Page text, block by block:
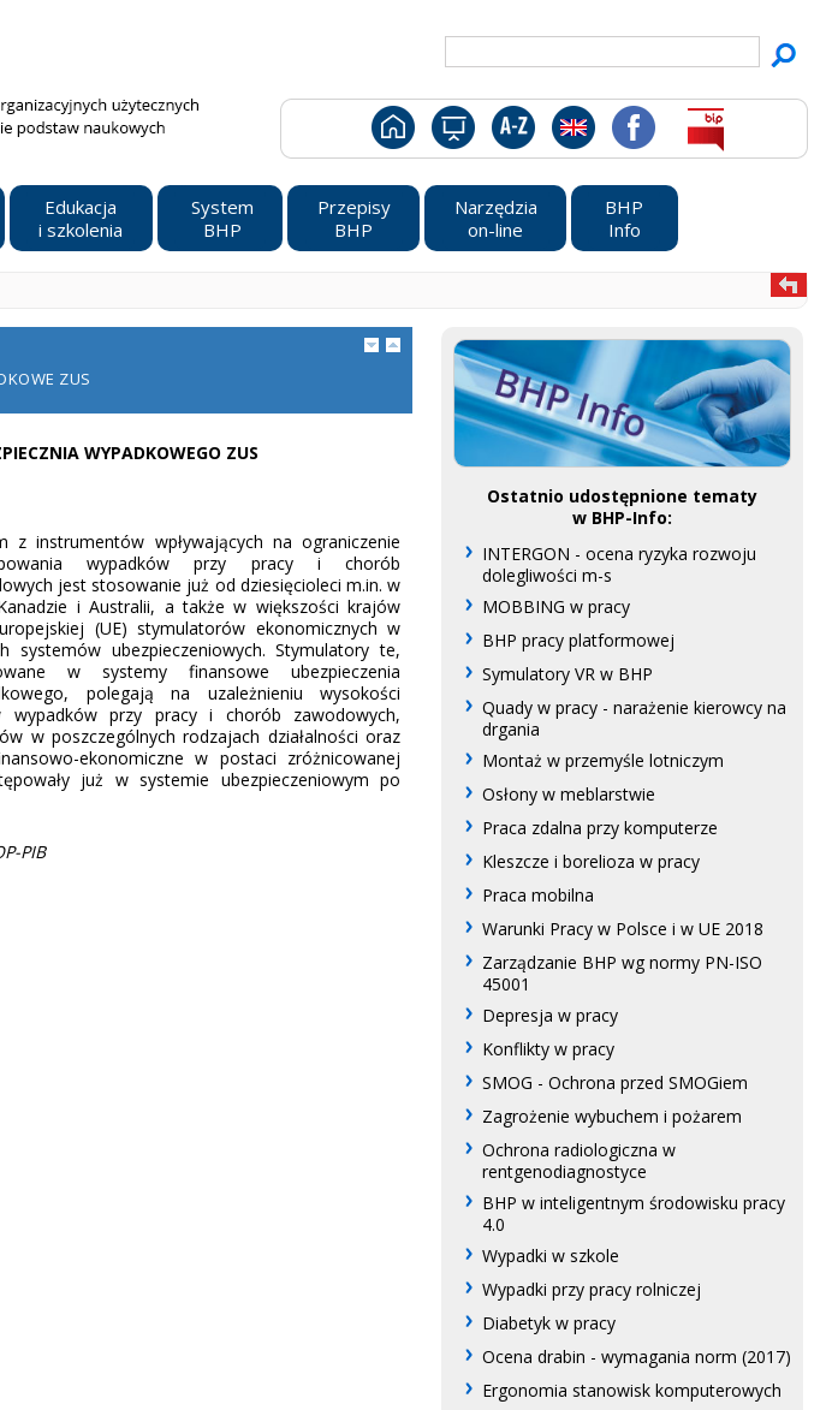
Edukacja
i szkolenia
System
BHP
Przepisy
BHP
Narzędzia
on-line
BHP
Info
ZUS
WYPADKOWEGO ZUS
z instrumentów wpływających na ograniczenie
wypadków przy pracy i chorób
jest stosowanie już od dziesięcioleci m.in. w
i Australii, a także w większości krajów
(UE) stymulatorów ekonomicznych w
systemów ubezpieczeniowych. Stymulatory te,
w systemy finansowe ubezpieczenia
polegają na uzależnieniu wysokości
przy pracy i chorób zawodowych,
w poszczególnych rodzajach działalności oraz
ekonomiczne w postaci zróżnicowanej
już w systemie ubezpieczeniowym po
PIB
Ostatnio udostępnione tematy
w BHP-Info:
INTERGON - ocena ryzyka rozwoju
dolegliwości m-s
MOBBING w pracy
BHP pracy platformowej
Symulatory VR w BHP
Quady w pracy - narażenie kierowcy na
drgania
Montaż w przemyśle lotniczym
Osłony w meblarstwie
Praca zdalna przy komputerze
Kleszcze i borelioza w pracy
Praca mobilna
Warunki Pracy w Polsce i w UE 2018
Zarządzanie BHP wg normy PN-ISO
45001
Depresja w pracy
Konflikty w pracy
SMOG - Ochrona przed SMOGiem
Zagrożenie wybuchem i pożarem
Ochrona radiologiczna w
rentgenodiagnostyce
BHP w inteligentnym środowisku pracy
4.0
Wypadki w szkole
Wypadki przy pracy rolniczej
Diabetyk w pracy
Ocena drabin - wymagania norm (2017)
Ergonomia stanowisk komputerowych